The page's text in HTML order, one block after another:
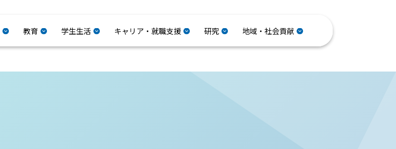
教育 学生生活 キャリア・就職支援 研究 地域・社会貢献